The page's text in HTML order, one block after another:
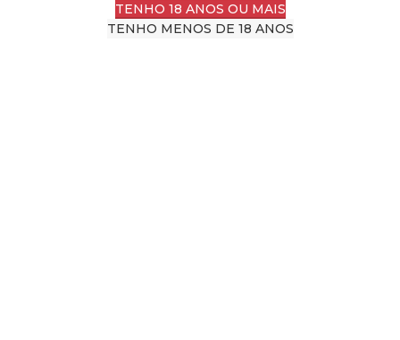
TENHO 18 ANOS OU MAIS
TENHO MENOS DE 18 ANOS